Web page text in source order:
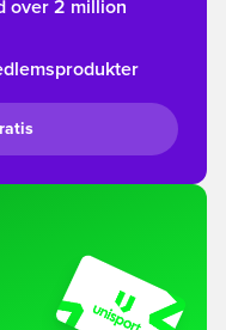
over 2 million